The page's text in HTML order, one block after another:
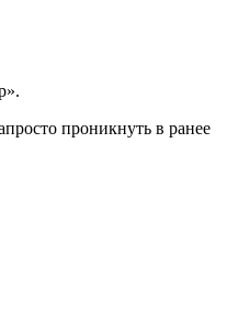
проникнуть в ранее